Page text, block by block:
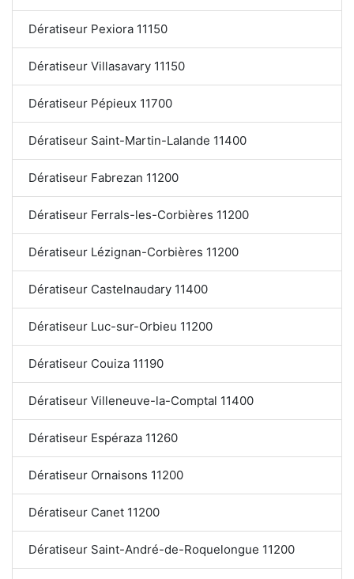
Dératiseur Pexiora 11150
Dératiseur Villasavary 11150
Dératiseur Pépieux 11700
Dératiseur Saint-Martin-Lalande 11400
Dératiseur Fabrezan 11200
Dératiseur Ferrals-les-Corbières 11200
Dératiseur Lézignan-Corbières 11200
Dératiseur Castelnaudary 11400
Dératiseur Luc-sur-Orbieu 11200
Dératiseur Couiza 11190
Dératiseur Villeneuve-la-Comptal 11400
Dératiseur Espéraza 11260
Dératiseur Ornaisons 11200
Dératiseur Canet 11200
Dératiseur Saint-André-de-Roquelongue 11200